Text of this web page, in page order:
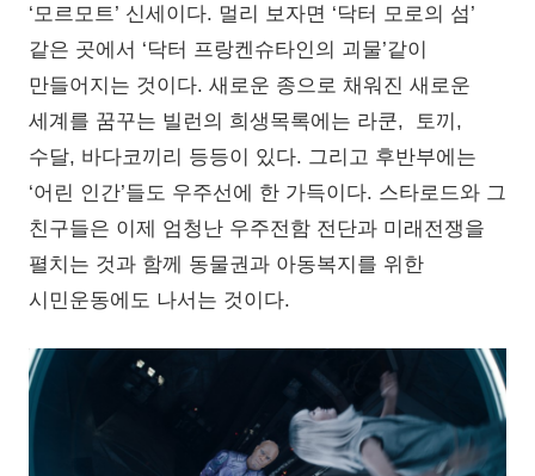
‘모르모트’ 신세이다. 멀리 보자면 ‘닥터 모로의 섬’
같은 곳에서 ‘닥터 프랑켄슈타인의 괴물’같이
만들어지는 것이다. 새로운 종으로 채워진 새로운
세계를 꿈꾸는 빌런의 희생목록에는 라쿤, 토끼,
수달, 바다코끼리 등등이 있다. 그리고 후반부에는
‘어린 인간’들도 우주선에 한 가득이다. 스타로드와 그
친구들은 이제 엄청난 우주전함 전단과 미래전쟁을
펼치는 것과 함께 동물권과 아동복지를 위한
시민운동에도 나서는 것이다.